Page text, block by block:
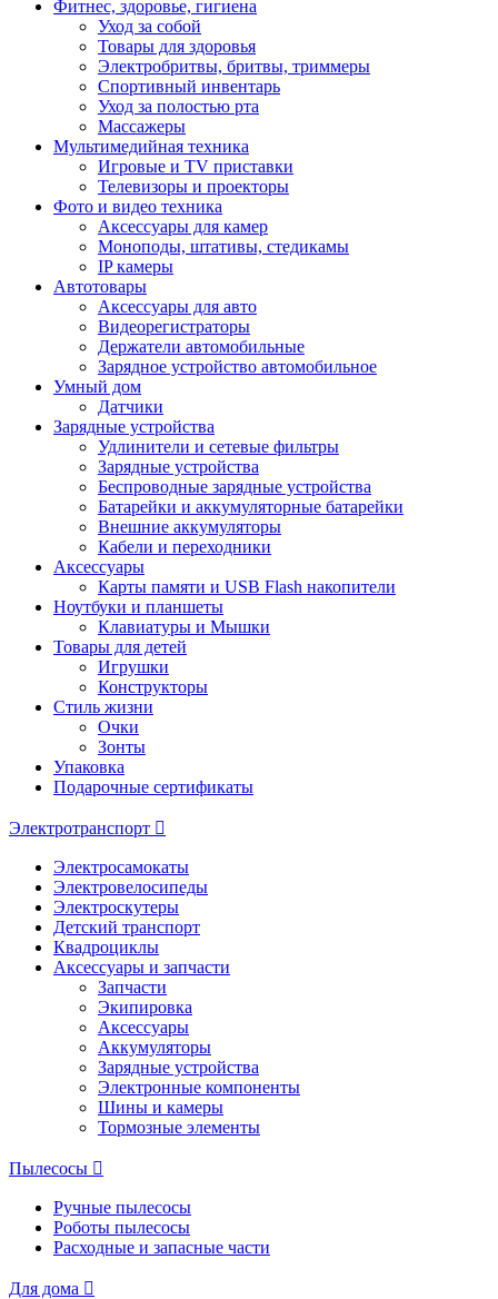
Фитнес, здоровье, гигиена
Уход за собой
Товары для здоровья
Электробритвы, бритвы, триммеры
Спортивный инвентарь
Уход за полостью рта
Массажеры
Мультимедийная техника
Игровые и TV приставки
Телевизоры и проекторы
Фото и видео техника
Аксессуары для камер
Моноподы, штативы, стедикамы
IP камеры
Автотовары
Аксессуары для авто
Видеорегистраторы
Держатели автомобильные
Зарядное устройство автомобильное
Умный дом
Датчики
Зарядные устройства
Удлинители и сетевые фильтры
Зарядные устройства
Беспроводные зарядные устройства
Батарейки и аккумуляторные батарейки
Внешние аккумуляторы
Кабели и переходники
Аксессуары
Карты памяти и USB Flash накопители
Ноутбуки и планшеты
Клавиатуры и Мышки
Товары для детей
Игрушки
Конструкторы
Стиль жизни
Очки
Зонты
Упаковка
Подарочные сертификаты
Электротранспорт
Электросамокаты
Электровелосипеды
Электроскутеры
Детский транспорт
Квадроциклы
Аксессуары и запчасти
Запчасти
Экипировка
Аксессуары
Аккумуляторы
Зарядные устройства
Электронные компоненты
Шины и камеры
Тормозные элементы
Пылесосы
Ручные пылесосы
Роботы пылесосы
Расходные и запасные части
Для дома